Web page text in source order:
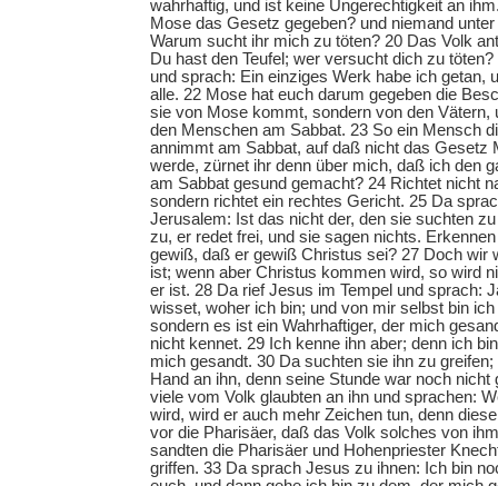
wahrhaftig, und ist keine Ungerechtigkeit an
Mose das Gesetz gegeben? und niemand
Warum sucht ihr mich zu töten? 20 Das Volk
Du hast den Teufel; wer versucht dich zu
und sprach: Ein einziges Werk habe ich getan,
alle. 22 Mose hat euch darum gegeben die
sie von Mose kommt, sondern von den Vätern,
den Menschen am Sabbat. 23 So ein Mensch
annimmt am Sabbat, auf daß nicht das Gesetz
werde, zürnet ihr denn über mich, daß ich den
am Sabbat gesund gemacht? 24 Richtet nicht
sondern richtet ein rechtes Gericht. 25 Da
Jerusalem: Ist das nicht der, den sie suchten
zu, er redet frei, und sie sagen nichts.
gewiß, daß er gewiß Christus sei? 27 Doch wir
ist; wenn aber Christus kommen wird, so wird
er ist. 28 Da rief Jesus im Tempel und sprach:
wisset, woher ich bin; und von mir selbst bin
sondern es ist ein Wahrhaftiger, der mich
nicht kennet. 29 Ich kenne ihn aber; denn ich
mich gesandt. 30 Da suchten sie ihn zu
Hand an ihn, denn seine Stunde war noch nicht
viele vom Volk glaubten an ihn und sprachen:
wird, wird er auch mehr Zeichen tun, denn
vor die Pharisäer, daß das Volk solches von
sandten die Pharisäer und Hohenpriester
griffen. 33 Da sprach Jesus zu ihnen: Ich bin